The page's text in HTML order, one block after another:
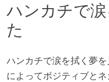
ハンカチで
た
ハンカチで涙を拭く夢
によってポジティブと